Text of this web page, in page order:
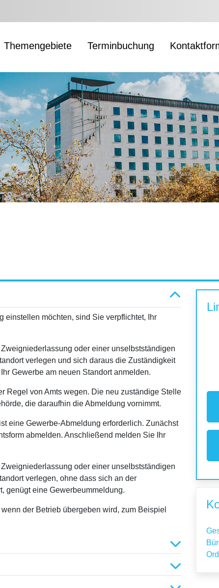
Themengebiete Terminbuchung
einstellen möchten, sind Sie verpflichtet, Ihr
oder einer unselbstständigen
verlegen und sich daraus die Zuständigkeit
Gewerbe am neuen Standort anmelden.
Regel von Amts wegen. Die neu zuständige Stelle
die daraufhin die Abmeldung vornimmt.
eine Gewerbe-Abmeldung erforderlich. Zunächst
abmelden. Anschließend melden Sie Ihr
oder einer unselbstständigen
verlegen, ohne dass sich an der
genügt eine Gewerbeummeldung.
der Betrieb übergeben wird, zum Beispiel